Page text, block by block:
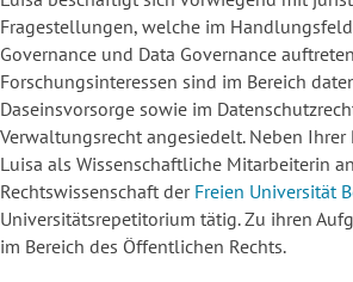
Fragestellungen, welche im
Governance und Data Governance
Forschungsinteressen sind im Bereich
Daseinsvorsorge sowie im
Verwaltungsrecht angesiedelt. Neben
Luisa als Wissenschaftliche Mitarbeiterin
Rechtswissenschaft der Freien Universität
Universitätsrepetitorium tätig. Zu ihren
im Bereich des Öffentlichen Rechts.